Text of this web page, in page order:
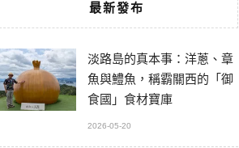
最新發布
淡路島的真本事：洋蔥、章
魚與鱧魚，稱霸關西的「御
食國」食材寶庫
2026-05-20